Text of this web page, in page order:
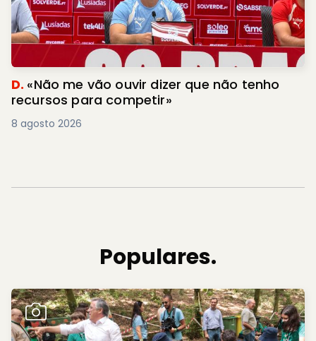
D. «Não me vão ouvir dizer que não tenho
recursos para competir»
8 agosto 2026
Populares.